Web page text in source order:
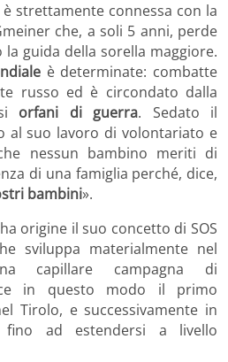
strettamente connessa con la
che, a soli 5 anni, perde
guida della sorella maggiore.
è determinate: combatte
russo ed è circondato dalla
orfani di guerra. Sedato il
al suo lavoro di volontariato e
nessun bambino meriti di
di una famiglia perché, dice,
bambini».
origine il suo concetto di SOS
sviluppa materialmente nel
capillare campagna di
in questo modo il primo
Tirolo, e successivamente in
ad estendersi a livello